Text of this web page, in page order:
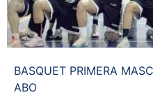
BASQUET PRIMERA
ABO